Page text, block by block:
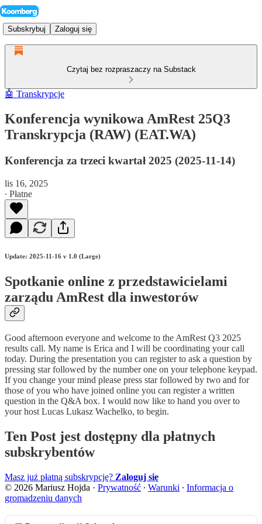
Subskrybuj Zaloguj się
Czytaj bez rozpraszaczy na Substack
🤖 Transkrypcje
Konferencja wynikowa AmRest 25Q3
Transkrypcja (RAW) (EAT.WA)
Konferencja za trzeci kwartał 2025 (2025-11-14)
lis 16, 2025
∙ Płatne
Update: 2025-11-16 v 1.0 (Large)
Spotkanie online z przedstawicielami
zarządu AmRest dla inwestorów
Good afternoon everyone and welcome to the AmRest Q3 2025
results call. My name is Erica and I will be coordinating your call
today. During the presentation you can register to ask a question by
pressing star followed by the number one on your telephone keypad.
If you change your mind please press star followed by two and for
those of you who have joined online you can register a written
question in the Q&A box. I would now like to hand you over to
your host Lucas Lukasz Wachelko, to begin.
Ten Post jest dostępny dla płatnych
subskrybentów
Masz już płatną subskrypcję? Zaloguj się
© 2026 Mariusz Hojda · Prywatność ∙ Warunki ∙ Informacja o
gromadzeniu danych